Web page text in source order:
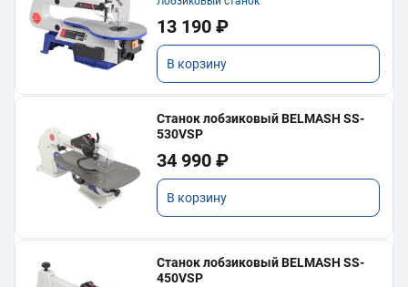
13 190 ₽
В корзину
Станок лобзиковый BELMASH SS-
530VSP
34 990 ₽
В корзину
Станок лобзиковый BELMASH SS-
450VSP